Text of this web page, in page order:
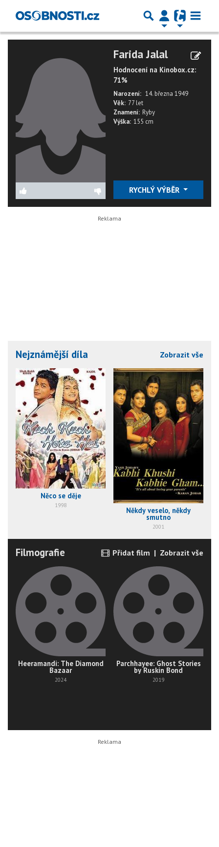
Farida Jalal
Hodnocení na Kinobox.cz:
71%
Narození: 14. března 1949
Věk: 77 let
Znamení: Ryby
Výška: 155 cm
RYCHLÝ VÝBĚR
Nejznámější díla Zobrazit vše
Něco se děje
1998
Někdy veselo, někdy
smutno
2001
Filmografie Přidat film | Zobrazit vše
Heeramandi: The Diamond
Bazaar
2024
Parchhayee: Ghost Stories
by Ruskin Bond
2019